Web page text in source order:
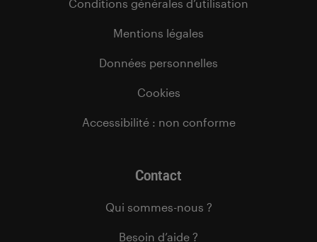
Conditions générales d’utilisation
Mentions légales
Données personnelles
Cookies
Accessibilité : non conforme
Contact
Qui sommes-nous ?
Besoin d’aide ?